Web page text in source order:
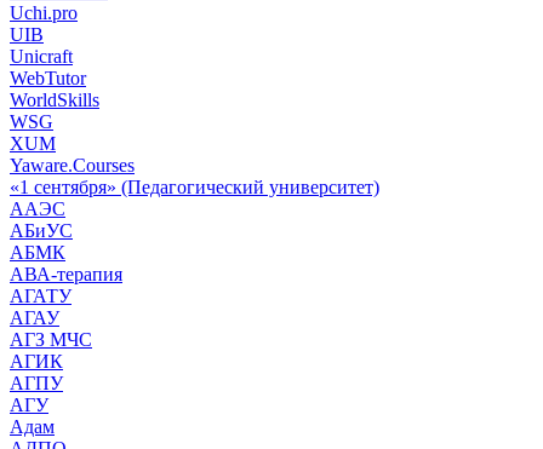
Uchi.pro
UIB
Unicraft
WebTutor
WorldSkills
WSG
XUM
Yaware.Courses
«1 сентября» (Педагогический университет)
ААЭС
АБиУС
АБМК
АВА-терапия
АГАТУ
АГАУ
АГЗ МЧС
АГИК
АГПУ
АГУ
Адам